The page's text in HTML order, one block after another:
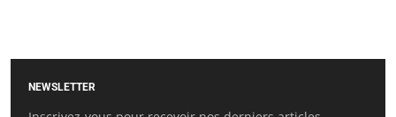
NEWSLETTER